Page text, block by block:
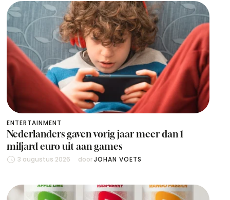
ENTERTAINMENT
Nederlanders gaven vorig jaar meer dan 1
miljard euro uit aan games
3 augustus 2026 door JOHAN VOETS